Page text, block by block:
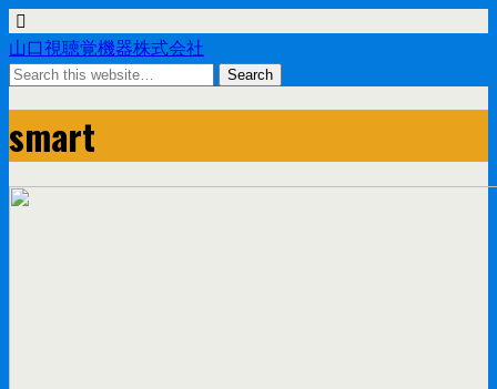
山口視聴覚機器株式会社
smart